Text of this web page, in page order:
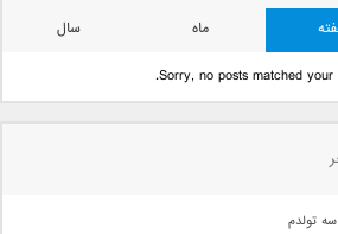
ماه
سال
Sorry, no posts matched your
تولدم